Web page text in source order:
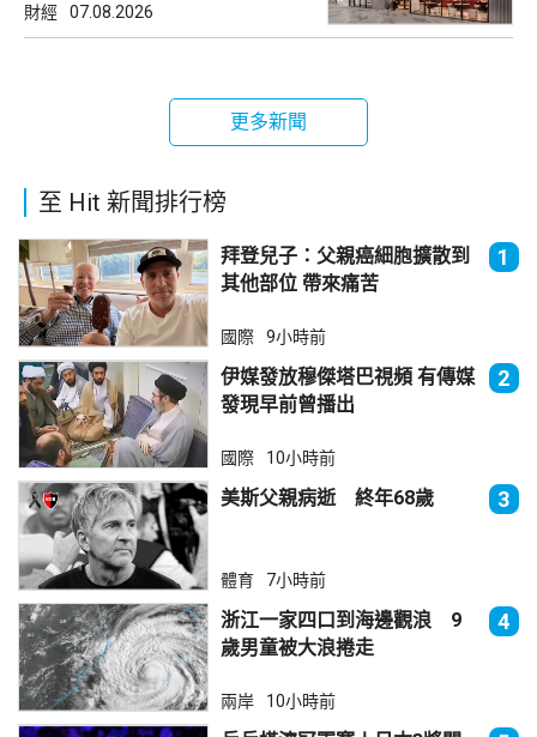
財經 07.08.2026
更多新聞
至 Hit 新聞排行榜
拜登兒子：父親癌細胞擴散到
其他部位 帶來痛苦
1
國際 9小時前
伊媒發放穆傑塔巴視頻 有傳媒
發現早前曾播出
2
國際 10小時前
美斯父親病逝 終年68歲 3
體育 7小時前
浙江一家四口到海邊觀浪 9
歲男童被大浪捲走
4
兩岸 10小時前